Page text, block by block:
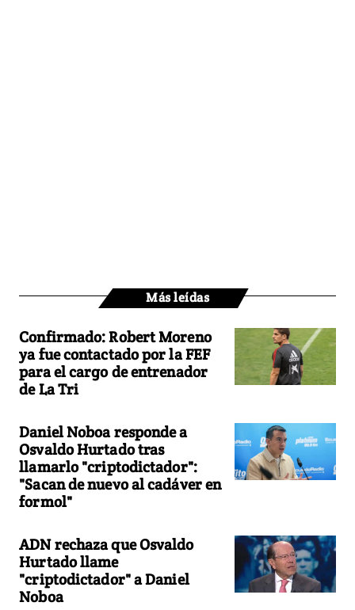
Más leídas
Confirmado: Robert Moreno
ya fue contactado por la FEF
para el cargo de entrenador
de La Tri
Daniel Noboa responde a
Osvaldo Hurtado tras
llamarlo "criptodictador":
"Sacan de nuevo al cadáver en
formol"
ADN rechaza que Osvaldo
Hurtado llame
"criptodictador" a Daniel
Noboa